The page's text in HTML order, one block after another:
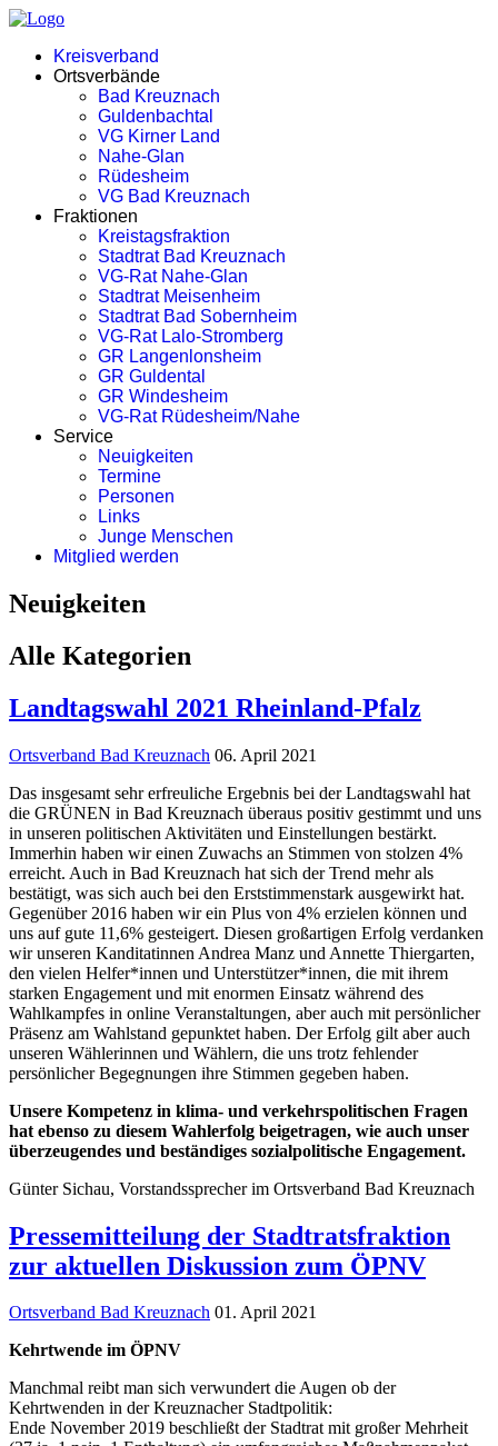
Kreisverband
Ortsverbände
Bad Kreuznach
Guldenbachtal
VG Kirner Land
Nahe-Glan
Rüdesheim
VG Bad Kreuznach
Fraktionen
Kreistagsfraktion
Stadtrat Bad Kreuznach
VG-Rat Nahe-Glan
Stadtrat Meisenheim
Stadtrat Bad Sobernheim
VG-Rat Lalo-Stromberg
GR Langenlonsheim
GR Guldental
GR Windesheim
VG-Rat Rüdesheim/Nahe
Service
Neuigkeiten
Termine
Personen
Links
Junge Menschen
Mitglied werden
Neuigkeiten
Alle Kategorien
Landtagswahl 2021 Rheinland-Pfalz
Ortsverband Bad Kreuznach 06. April 2021
Das insgesamt sehr erfreuliche Ergebnis bei der Landtagswahl hat
die GRÜNEN in Bad Kreuznach überaus positiv gestimmt und uns
in unseren politischen Aktivitäten und Einstellungen bestärkt.
Immerhin haben wir einen Zuwachs an Stimmen von stolzen 4%
erreicht. Auch in Bad Kreuznach hat sich der Trend mehr als
bestätigt, was sich auch bei den Erststimmenstark ausgewirkt hat.
Gegenüber 2016 haben wir ein Plus von 4% erzielen können und
uns auf gute 11,6% gesteigert. Diesen großartigen Erfolg verdanken
wir unseren Kanditatinnen Andrea Manz und Annette Thiergarten,
den vielen Helfer*innen und Unterstützer*innen, die mit ihrem
starken Engagement und mit enormen Einsatz während des
Wahlkampfes in online Veranstaltungen, aber auch mit persönlicher
Präsenz am Wahlstand gepunktet haben. Der Erfolg gilt aber auch
unseren Wählerinnen und Wählern, die uns trotz fehlender
persönlicher Begegnungen ihre Stimmen gegeben haben.
Unsere Kompetenz in klima- und verkehrspolitischen Fragen
hat ebenso zu diesem Wahlerfolg beigetragen, wie auch unser
überzeugendes und beständiges sozialpolitische Engagement.
Günter Sichau, Vorstandssprecher im Ortsverband Bad Kreuznach
Pressemitteilung der Stadtratsfraktion
zur aktuellen Diskussion zum ÖPNV
Ortsverband Bad Kreuznach 01. April 2021
Kehrtwende im ÖPNV
Manchmal reibt man sich verwundert die Augen ob der
Kehrtwenden in der Kreuznacher Stadtpolitik:
Ende November 2019 beschließt der Stadtrat mit großer Mehrheit